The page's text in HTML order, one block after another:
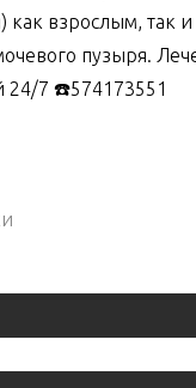
взрослым, так и
пузыря.
24/7 ☎️574173551